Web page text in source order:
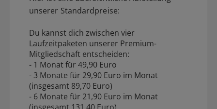
unserer Standardpreise:
Du kannst dich zwischen vier
Laufzeitpaketen unserer Premium-
Mitgliedschaft entscheiden:
- 1 Monat für 49,90 Euro
- 3 Monate für 29,90 Euro im Monat
(insgesamt 89,70 Euro)
- 6 Monate für 21,90 Euro im Monat